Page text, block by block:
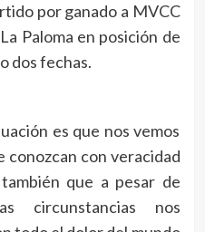
por ganado a MVCC
Paloma en posición de
dos fechas.
es que nos vemos
conozcan con veracidad
que a pesar de
circunstancias nos